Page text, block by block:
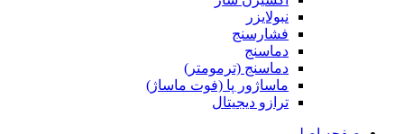
نبولایزر
فشارسنج
دماسنج
دماسنج (ترمومتر)
ماساژور پا (فوت ماساژ)
ترازو دیجیتال